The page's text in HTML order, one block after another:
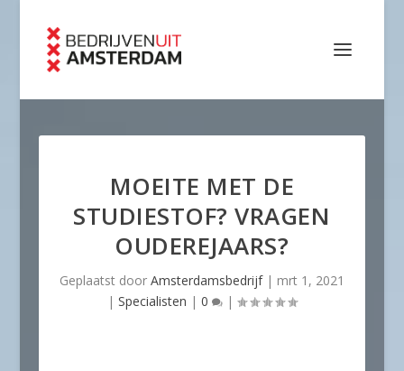
MOEITE MET DE
STUDIESTOF? VRAGEN
OUDEREJAARS?
Geplaatst door Amsterdamsbedrijf| mrt 1, 2021
| Specialisten | 0 |